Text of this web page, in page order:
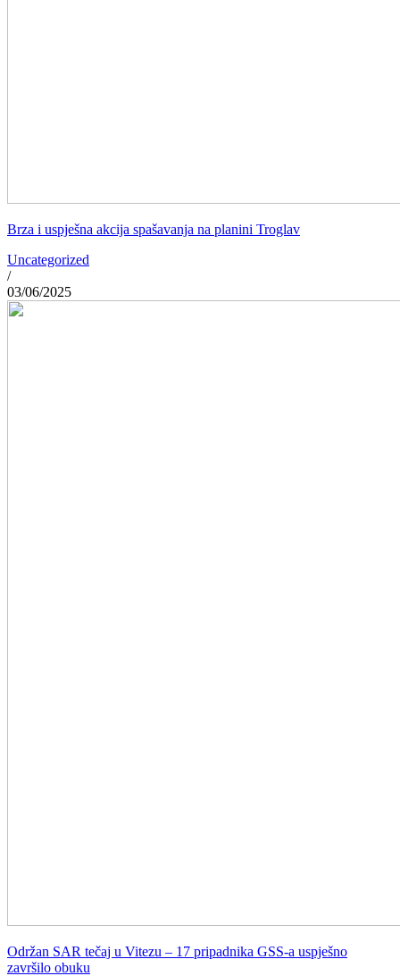
Brza i uspješna akcija spašavanja na planini Troglav
Uncategorized
/
03/06/2025
Održan SAR tečaj u Vitezu – 17 pripadnika GSS-a uspješno
završilo obuku